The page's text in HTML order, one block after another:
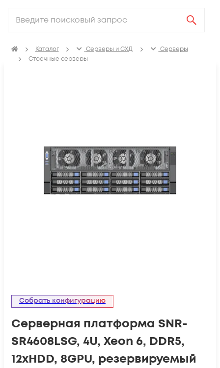
Каталог Серверы и СХД
Серверы
Стоечные серверы
Собрать конфигурацию
Серверная платформа SNR-
SR4608LSG, 4U, Xeon 6, DDR5,
12xHDD, 8GPU, резервируемый